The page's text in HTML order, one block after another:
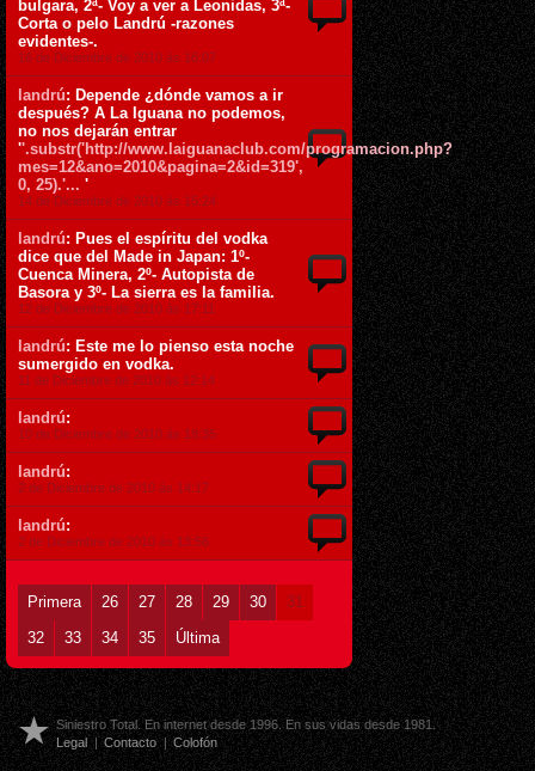
bulgara, 2ª- Voy a ver a Leonidas, 3ª-
Corta o pelo Landrú -razones
evidentes-.
16 de Diciembre de 2010 ás 16:07
landrú: Depende ¿dónde vamos a ir
después? A La Iguana no podemos,
no nos dejarán entrar
''.substr('http://www.laiguanaclub.com/programacion.php?
mes=12&ano=2010&pagina=2&id=319',
0, 25).'... '
14 de Diciembre de 2010 ás 15:24
landrú: Pues el espíritu del vodka
dice que del Made in Japan: 1º-
Cuenca Minera, 2º- Autopista de
Basora y 3º- La sierra es la familia.
12 de Diciembre de 2010 ás 17:11
landrú: Este me lo pienso esta noche
sumergido en vodka.
11 de Diciembre de 2010 ás 12:14
landrú:
10 de Diciembre de 2010 ás 19:35
landrú:
2 de Diciembre de 2010 ás 14:17
landrú:
2 de Diciembre de 2010 ás 13:56
Primera 26 27 28 29 30
31
32
33 34 35 Última
Siniestro Total. En internet desde 1996. En sus vidas desde 1981.
Legal | Contacto | Colofón